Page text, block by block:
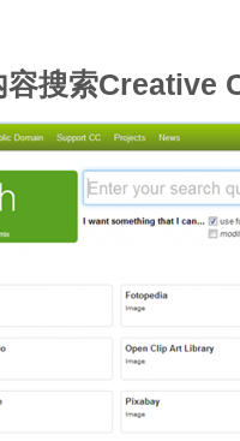
容搜索Creative